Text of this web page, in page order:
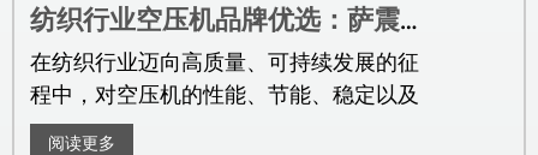
纺织行业空压机品牌优选：萨震节能空压机
在纺织行业迈向高质量、可持续发展的征
程中，对空压机的性能、节能、稳定以及
服务等方面的要求日益提升。萨...
阅读更多